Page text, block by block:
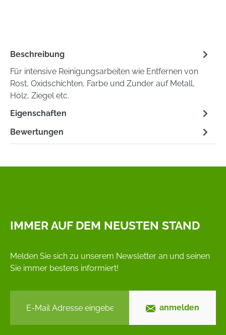
Beschreibung
Für intensive Reinigungsarbeiten wie Entfernen von
Rost, Oxidschichten, Farbe und Zunder auf Metall,
Holz, Ziegel etc.
Eigenschaften
Bewertungen
IMMER AUF DEM NEUSTEN STAND
Melden Sie sich zu unserem Newsletter an und seinen
Sie immer bestens informiert!
anmelden